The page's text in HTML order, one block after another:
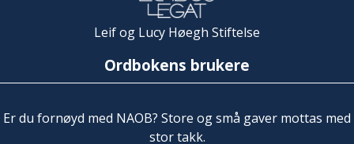
Leif og Lucy Høegh Stiftelse
Ordbokens brukere
Er du fornøyd med NAOB? Store og små gaver mottas med
stor takk.